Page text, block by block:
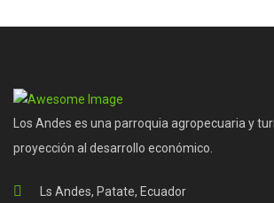
Los Andes es una parroquia agropecuaria y
proyección al desarrollo económico.
Ls Andes, Patate, Ecuador